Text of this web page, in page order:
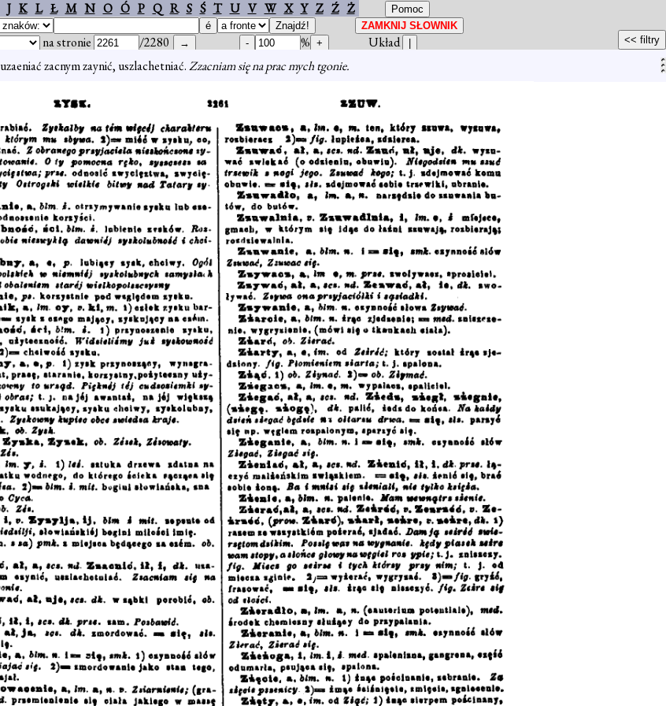
J K L Ł M N O Ó P Q R S Ś T U V W X Y Z Ź Ż
na stronie /2280 %
Układ
uzaeniać zacnym zaynić, uszlachetniać.Zzacniam się na prac mych tgonie.